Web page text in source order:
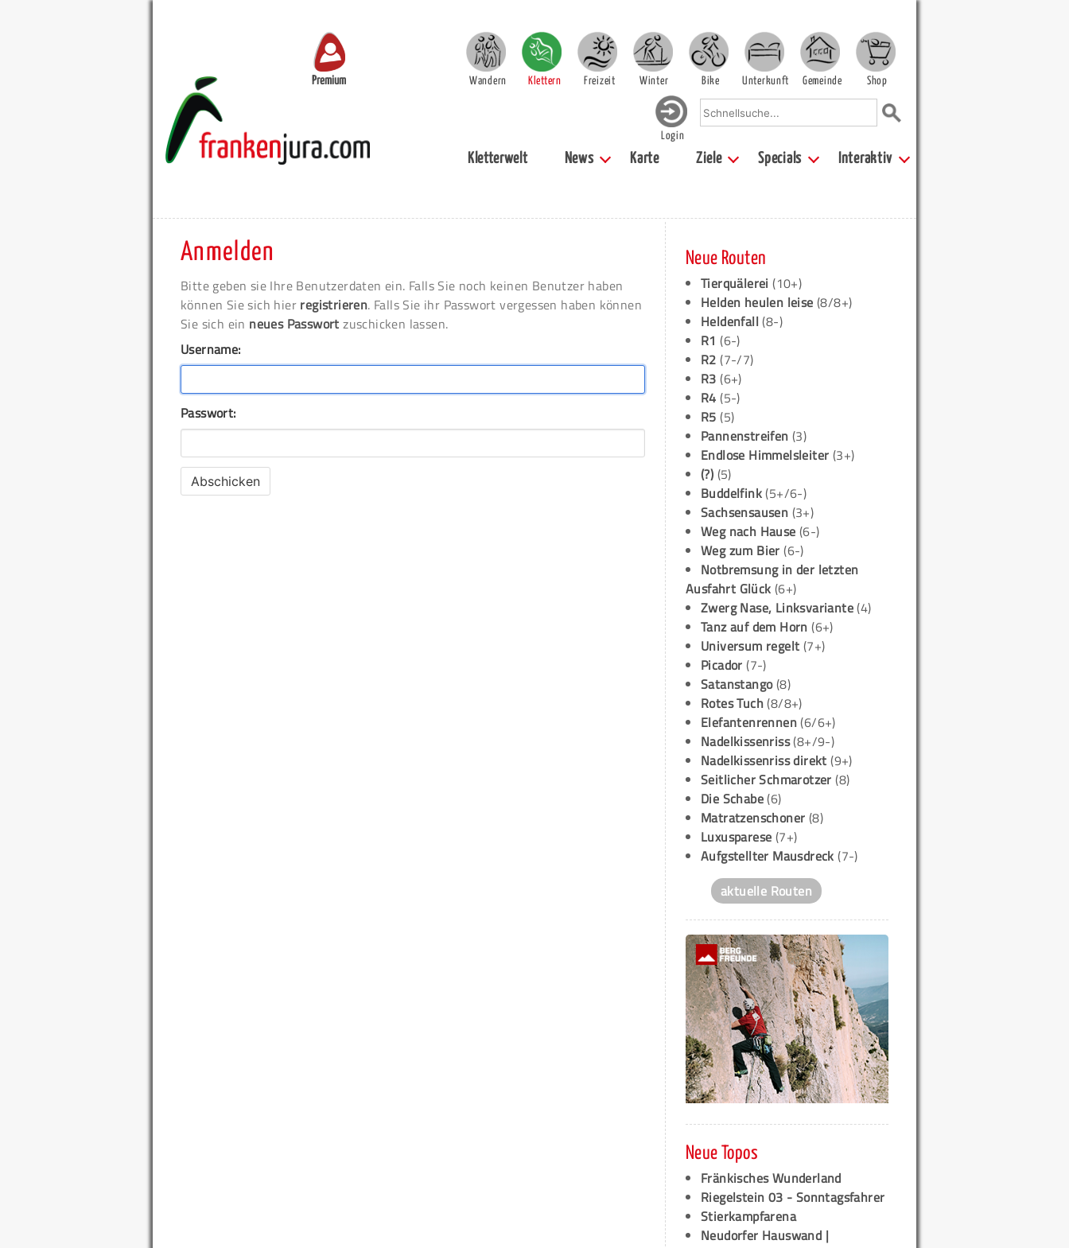
Premium Wandern Klettern Freizeit Winter Bike Unterkunft Gemeinde Shop
Login
Kletterwelt News Karte Ziele Specials Interaktiv
Anmelden
Bitte geben sie Ihre Benutzerdaten ein. Falls Sie noch keinen Benutzer haben
können Sie sich hier registrieren. Falls Sie ihr Passwort vergessen haben können
Sie sich ein neues Passwort zuschicken lassen.
Username:
Passwort:
Neue Routen
Tierquälerei (10+)
Helden heulen leise(8/8+)
Heldenfall(8-)
R1 (6-)
R2 (7-/7)
R3 (6+)
R4 (5-)
R5 (5)
Pannenstreifen (3)
Endlose Himmelsleiter (3+)
(?) (5)
Buddelfink(5+/6-)
Sachsensausen (3+)
Weg nach Hause (6-)
Weg zum Bier (6-)
Notbremsung in der letzten
Ausfahrt Glück (6+)
Zwerg Nase, Linksvariante(4)
Tanz auf dem Horn (6+)
Universum regelt (7+)
Picador (7-)
Satanstango(8)
Rotes Tuch(8/8+)
Elefantenrennen(6/6+)
Nadelkissenriss(8+/9-)
Nadelkissenriss direkt (9+)
Seitlicher Schmarotzer (8)
Die Schabe(6)
Matratzenschoner (8)
Luxusparese (7+)
Aufgstellter Mausdreck (7-)
aktuelle Routen
Neue Topos
Fränkisches Wunderland
Riegelstein 03 - Sonntagsfahrer
Stierkampfarena
Neudorfer Hauswand |